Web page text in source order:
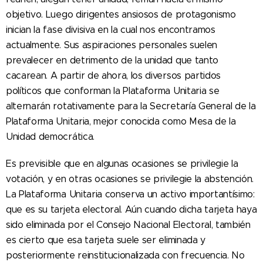
objetivo. Luego dirigentes ansiosos de protagonismo
inician la fase divisiva en la cual nos encontramos
actualmente. Sus aspiraciones personales suelen
prevalecer en detrimento de la unidad que tanto
cacarean. A partir de ahora, los diversos partidos
políticos que conforman la Plataforma Unitaria se
alternarán rotativamente para la Secretaría General de la
Plataforma Unitaria, mejor conocida como Mesa de la
Unidad democrática.
Es previsible que en algunas ocasiones se privilegie la
votación, y en otras ocasiones se privilegie la abstención.
La Plataforma Unitaria conserva un activo importantísimo:
que es su tarjeta electoral. Aún cuando dicha tarjeta haya
sido eliminada por el Consejo Nacional Electoral, también
es cierto que esa tarjeta suele ser eliminada y
posteriormente reinstitucionalizada con frecuencia. No